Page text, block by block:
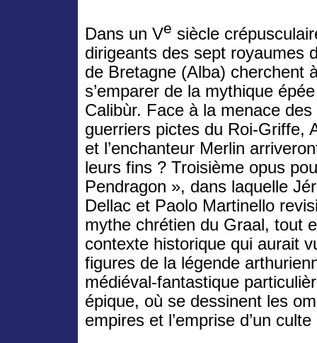
Dans un Ve siècle
dirigeants des sept royaumes
de Bretagne (Alba) cherchent
s’emparer de la mythique épée
Calibùr. Face à la menace des
guerriers pictes du Roi-Griffe,
et l’enchanteur Merlin
leurs fins ? Troisième opus
Pendragon », dans laquelle
Dellac et Paolo Martinello
mythe chrétien du Graal, tout
contexte historique qui aurait
figures de la légende
médiéval-fantastique
épique, où se dessinent les
empires et l’emprise d’un